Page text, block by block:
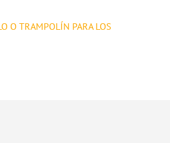
O TRAMPOLÍN PARA LOS